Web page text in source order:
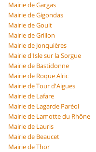
Mairie de Gargas
Mairie de Gigondas
Mairie de Goult
Mairie de Grillon
Mairie de Jonquières
Mairie d'Isle sur la Sorgue
Mairie de Bastidonne
Mairie de Roque Alric
Mairie de Tour d'Aigues
Mairie de Lafare
Mairie de Lagarde Paréol
Mairie de Lamotte du Rhône
Mairie de Lauris
Mairie de Beaucet
Mairie de Thor